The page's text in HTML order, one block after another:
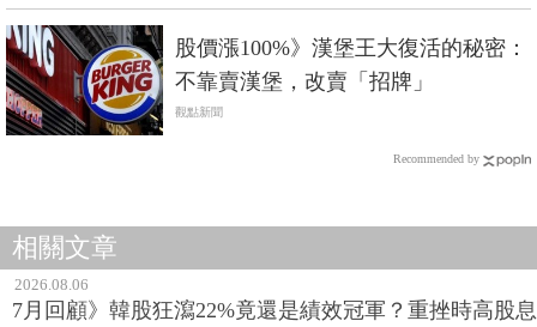
股價漲100%》漢堡王大復活的秘密：
不靠賣漢堡，改賣「招牌」
觀點新聞
Recommended by
相關文章
2026.08.06
7月回顧》韓股狂瀉22%竟還是績效冠軍？重挫時高股息